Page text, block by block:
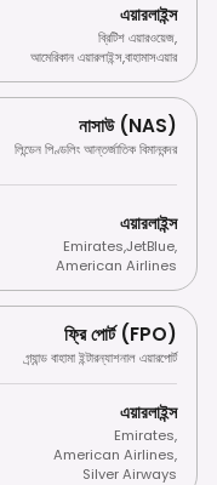
এয়ারলাইন্স
ব্রিটিশ এয়ারওয়েজ,
আমেরিকান এয়ারলাইন্স,বাহামাসএয়ার
নাসাউ (NAS)
লিন্ডেন পিণ্ডলিং আন্তর্জাতিক বিমানবন্দর
এয়ারলাইন্স
Emirates,JetBlue,
American Airlines
ফ্রি পোর্ট (FPO)
গ্র্যান্ড বাহামা ইন্টারন্যাশনাল এয়ারপোর্ট
এয়ারলাইন্স
Emirates,
American Airlines,
Silver Airways